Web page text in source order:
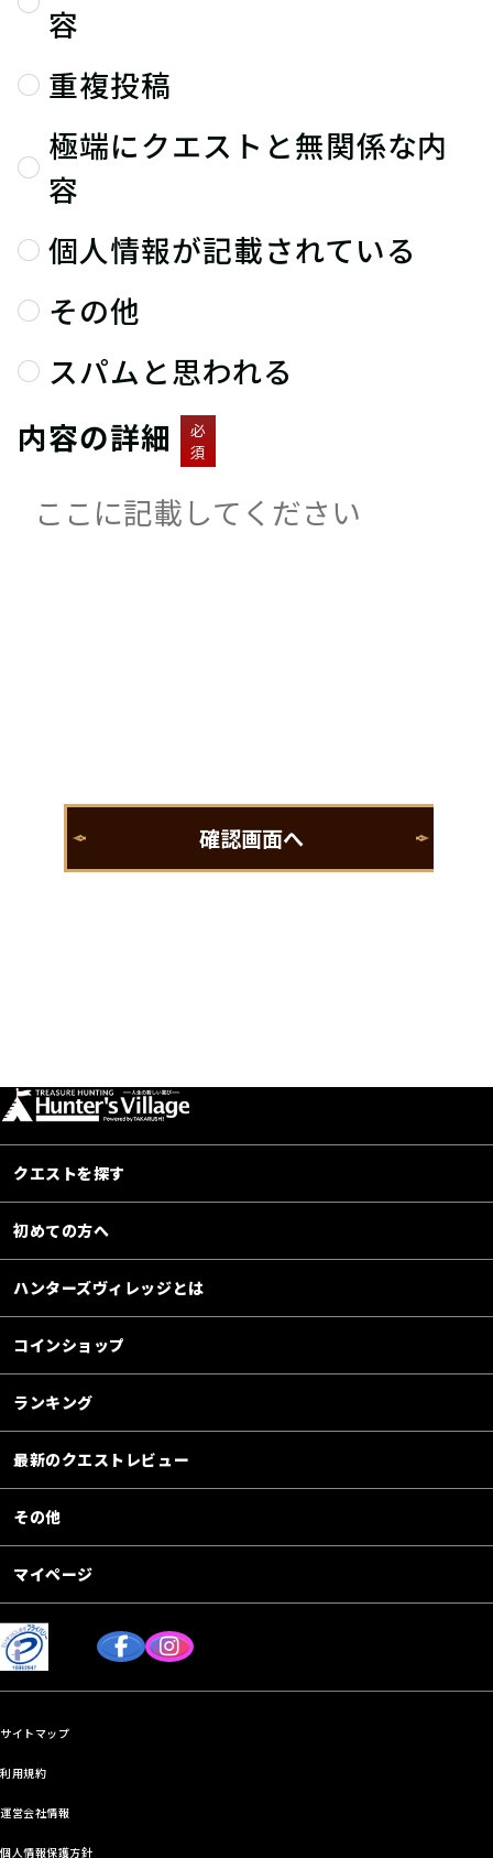
容
重複投稿
極端にクエストと無関係な内
容
個人情報が記載されている
その他
スパムと思われる
内容の詳細
必
須
クエストを探す
初めての方へ
ハンターズヴィレッジとは
コインショップ
ランキング
最新のクエストレビュー
その他
マイページ
サイトマップ
利用規約
運営会社情報
個人情報保護方針